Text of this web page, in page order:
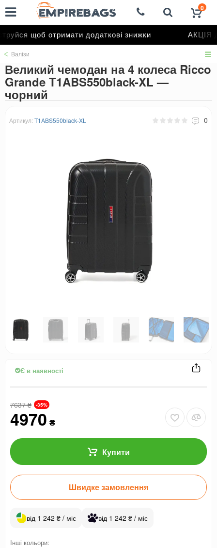
щоб отримати додаткові знижки АКЦІЯ
0
Валізи
Великий чемодан на 4 колеса Ricco
Grande T1ABS550black-XL —
чорний
Артикул: T1ABS550black-XL 0
Є в наявності
7637₴ -35%
4970 ₴
Купити
Швидке замовлення
від 1 242 ₴ / міс від 1 242 ₴ / міс
Інші кольори: